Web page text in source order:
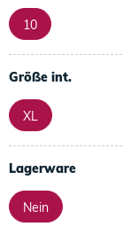
10
Größe int.
XL
Lagerware
Nein